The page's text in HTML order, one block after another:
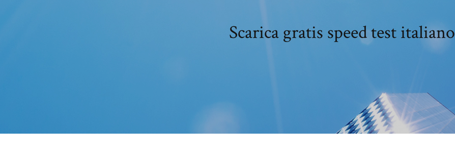
Scarica gratis speed test italiano